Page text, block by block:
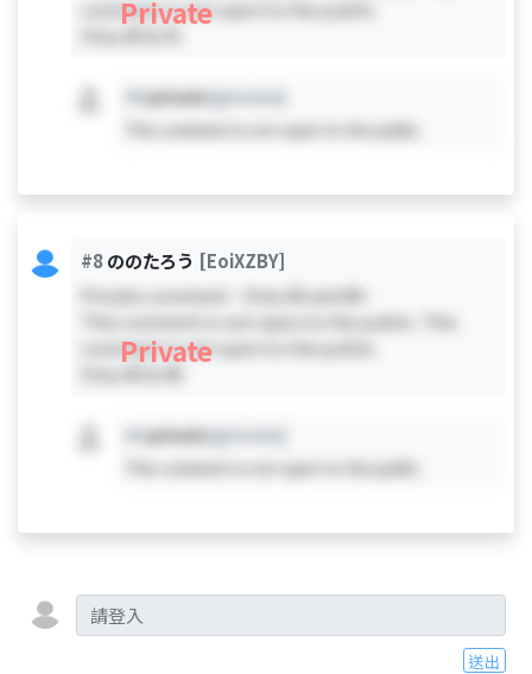
comment is not open to the public.
Private
private [private]
This comment is not open to the public.
#8ののたろう [EoiXZBY]
Private comment - Only #0 and #8 -
This comment is not open to the public. This
comment is not open to the public.
Private
private [private]
This comment is not open to the public.
送出